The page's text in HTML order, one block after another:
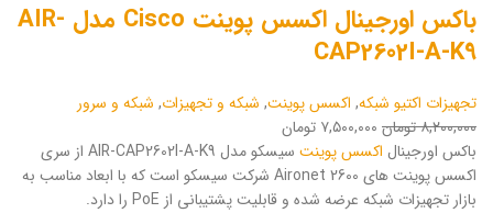
باکس اورجینال اکسس پوینت Cisco مدل AIR-
CAP2602I-A-K9
تجهیزات اکتیو شبکه, اکسس پوینت, شبکه و تجهیزات, شبکه و سرور
۸,۲۰۰,۰۰۰ تومان
۷,۵۰۰,۰۰۰ تومان
باکس اورجینال اکسس پوینت
سیسکو مدل AIR-CAP2602I-A-K9 از سری
اکسس پوینت های Aironet 2600 شرکت سیسکو است که با ابعاد مناسب به
بازار تجهیزات شبکه عرضه شده و قابلیت پشتیبانی از PoE را دارد.